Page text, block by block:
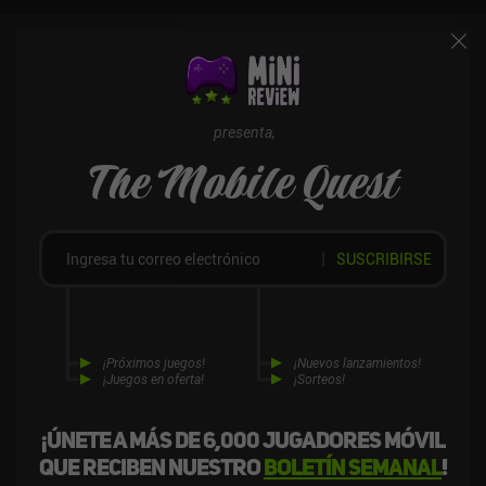
Los controles táctiles son excelentes, pero no hay compatibilidad
premium y un pase de batalla de pago que se utiliza para obtener
cosméticos que no afectan a la jugabilidad, lo que hace que la
monetización sea totalmente justa. Sin embargo, la probabilidad
sugiero no gastar en el juego. Es una recomendación fácil para los
fans de los RPG cooperativos brillantes y un juego al que me veo
juego aún requiere invitación de un amigo, pero se espera que eso
presenta,
The Mobile Quest
¡Únete a más de 6,000 jugadores móvil
que reciben nuestroboletín semanal!
¡Próximos juegos!
¡Juegos en oferta!
¡Nuevos lanzamientos!
¡Sorteos!
SUSCRIBIRSE